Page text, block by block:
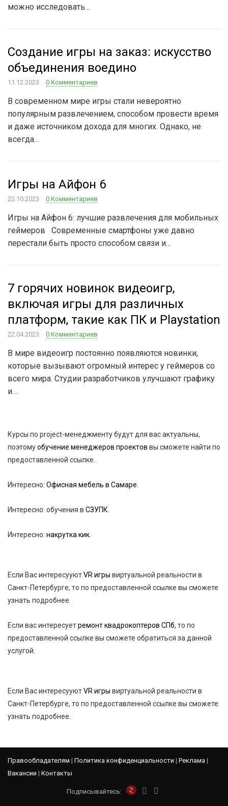
можно исследовать…
Создание игры на заказ: искусство
объединения воедино
11.12.2023 0 Комментариев
В современном мире игры стали невероятно
популярным развлечением, способом провести время
и даже источником дохода для многих. Однако, не
всегда…
Игры на Айфон 6
22.10.2023 0 Комментариев
Игры на Айфон 6: лучшие развлечения для мобильных
геймеров Современные смартфоны уже давно
перестали быть просто способом связи и…
7 горячих новинок видеоигр,
включая игры для различных
платформ, такие как ПК и Playstation
22.04.2023 0 Комментариев
В мире видеоигр постоянно появляются новинки,
которые вызывают огромный интерес у геймеров со
всего мира. Студии разработчиков улучшают графику
и…
Курсы по project-менеджменту будут для вас актуальны,
поэтомуобучение менеджеров проектов вы сможете найти по
предоставленной ссылке.
Интересно: Офисная мебель в Самаре
Интересно: обучения в СЗУПК
Интересно: накрутка кик
Если Вас интересууютVR игры виртуальной реальности в
Санкт-Петербурге, то по предоставленной ссылке вы сможете
узнать подробнее.
Если вас интересуетремонт квадрокоптеров СПб, то по
предоставленной ссылке вы сможете обратиться за данной
услугой.
Если Вас интересууютVR игры виртуальной реальности в
Санкт-Петербурге, то по предоставленной ссылке вы сможете
узнать подробнее.
Правообладателям | Политика конфиденциальности | Реклама |
Вакансии | Контакты
Подписывайтесь: